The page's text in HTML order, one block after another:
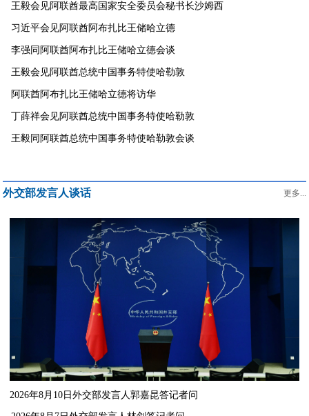
王毅会见阿联酋最高国家安全委员会秘书长沙姆西
习近平会见阿联酋阿布扎比王储哈立德
李强同阿联酋阿布扎比王储哈立德会谈
​王毅会见阿联酋总统中国事务特使哈勒敦
阿联酋阿布扎比王储哈立德将访华
丁薛祥会见阿联酋总统中国事务特使哈勒敦
王毅同阿联酋总统中国事务特使哈勒敦会谈
外交部发言人谈话 更多...
2026年8月10日外交部发言人郭嘉昆答记者问